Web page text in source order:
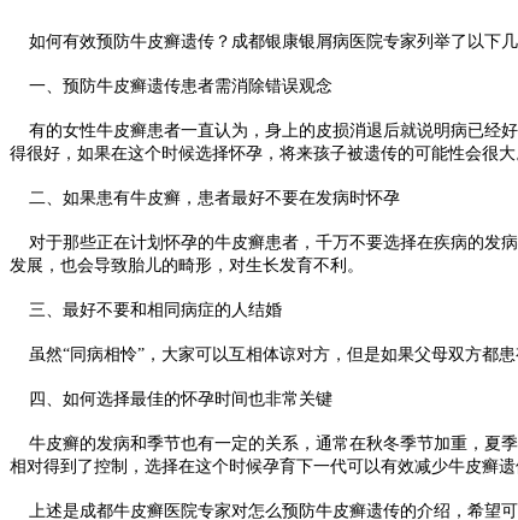
如何有效预防牛皮癣遗传？成都银康银屑病医院专家列举了以下几
一、预防牛皮癣遗传患者需消除错误观念
有的女性牛皮癣患者一直认为，身上的皮损消退后就说明病已经
得很好，如果在这个时候选择怀孕，将来孩子被遗传的可能性会很大
二、如果患有牛皮癣，患者最好不要在发病时怀孕
对于那些正在计划怀孕的牛皮癣患者，千万不要选择在疾病的发
发展，也会导致胎儿的畸形，对生长发育不利。
三、最好不要和相同病症的人结婚
虽然“同病相怜”，大家可以互相体谅对方，但是如果父母双方都
四、如何选择最佳的怀孕时间也非常关键
牛皮癣的发病和季节也有一定的关系，通常在秋冬季节加重，夏
相对得到了控制，选择在这个时候孕育下一代可以有效减少牛皮癣遗
上述是成都牛皮癣医院专家对怎么预防牛皮癣遗传的介绍，希望